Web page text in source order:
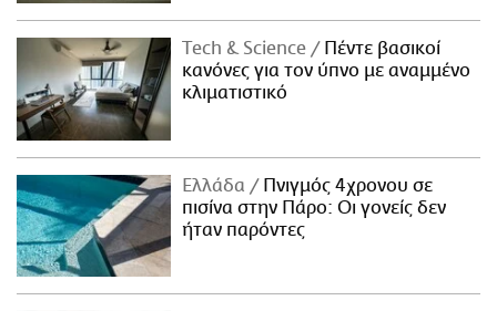
Τech & Science
Πέντε βασικοί
κανόνες για τον ύπνο με αναμμένο
κλιματιστικό
Ελλάδα
Πνιγμός 4χρονου σε
πισίνα στην Πάρο: Οι γονείς δεν
ήταν παρόντες